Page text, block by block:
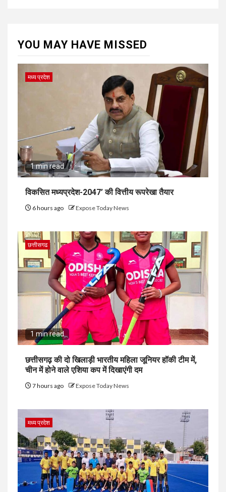
YOU MAY HAVE MISSED
मध्य प्रदेश
1 min read
विकसित मध्यप्रदेश-2047’ की वित्तीय रूपरेखा तैयार
6 hours ago Expose Today News
छत्तीसगढ
1 min read
छत्तीसगढ़ की दो खिलाड़ी भारतीय महिला जूनियर हॉकी टीम में,
चीन में होने वाले एशिया कप में दिखाएंगी दम
7 hours ago Expose Today News
मध्य प्रदेश